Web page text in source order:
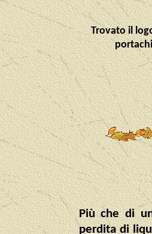
Trovato il
Più che di
perdita di